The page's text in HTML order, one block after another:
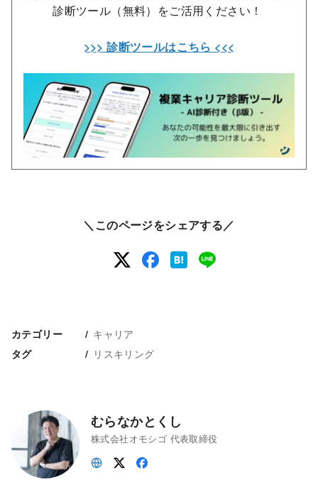
診断ツール（無料）をご活用ください！
>>> 診断ツールはこちら <<<
＼このページをシェアする／
カテゴリー キャリア
タグ リスキリング
むらなかとくし
株式会社オモシゴ 代表取締役